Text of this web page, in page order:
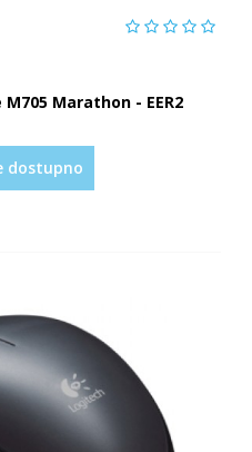
M705 Marathon - EER2
dostupno